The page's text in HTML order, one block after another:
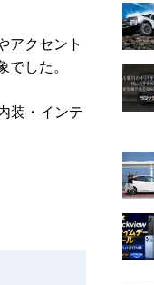
アクセント
した。
装・インテ